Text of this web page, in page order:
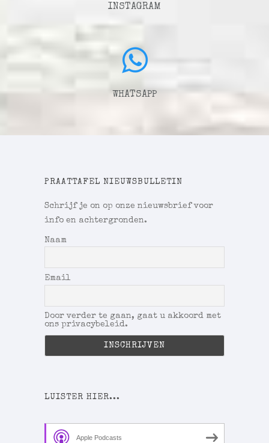
INSTAGRAM
WHATSAPP
PRAATTAFEL NIEUWSBULLETIN
Schrijf je on op onze nieuwsbrief voor
info en achtergronden.
Naam
Email
Door verder te gaan, gaat u akkoord met
ons privacybeleid.
LUISTER HIER...
Apple Podcasts